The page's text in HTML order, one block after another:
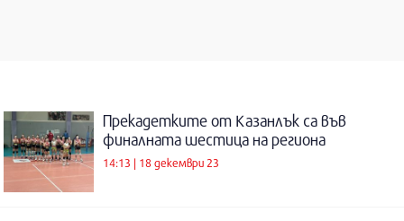
Прекадетките от Казанлък са във
финалната шестица на региона
14:13 | 18 декември 23